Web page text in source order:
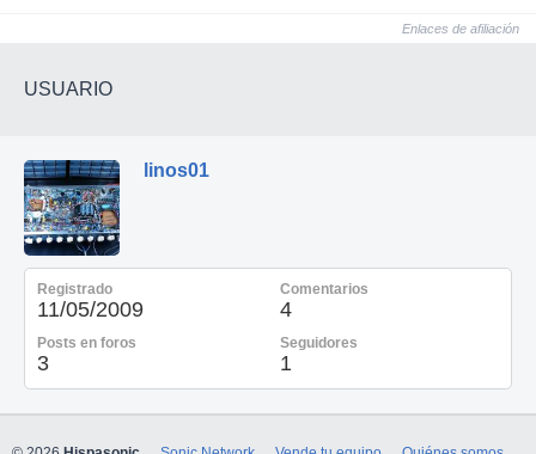
Enlaces de afiliación
USUARIO
linos01
Registrado
11/05/2009
Comentarios
4
Posts en foros
3
Seguidores
1